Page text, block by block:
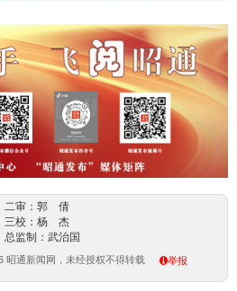
审：郭 倩
校：杨 杰
制：武治国
昭通新闻网，未经授权不得转载 举报